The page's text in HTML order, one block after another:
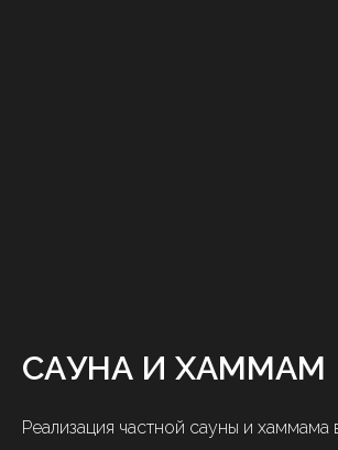
САУНА И ХАММАМ
Реализация частной сауны и